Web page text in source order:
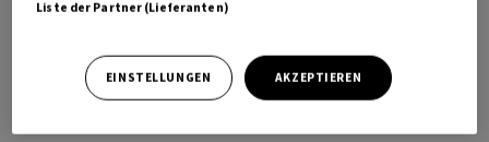
mit nicht-kleinzelligem Lungenkrebs mit aktivierenden
HER2-Mutationen entwickelt und befindet sich in einer
Liste der Partner (Lieferanten)
EINSTELLUNGEN AKZEPTIEREN